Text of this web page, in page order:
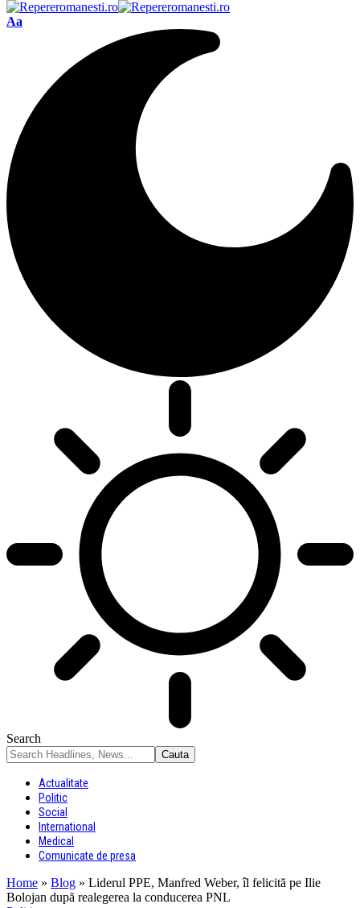
Font
Aa
Search
Actualitate
Politic
Social
International
Medical
Comunicate de presa
Home » Blog » Liderul PPE, Manfred Weber, îl felicită pe Ilie
Bolojan după realegerea la conducerea PNL